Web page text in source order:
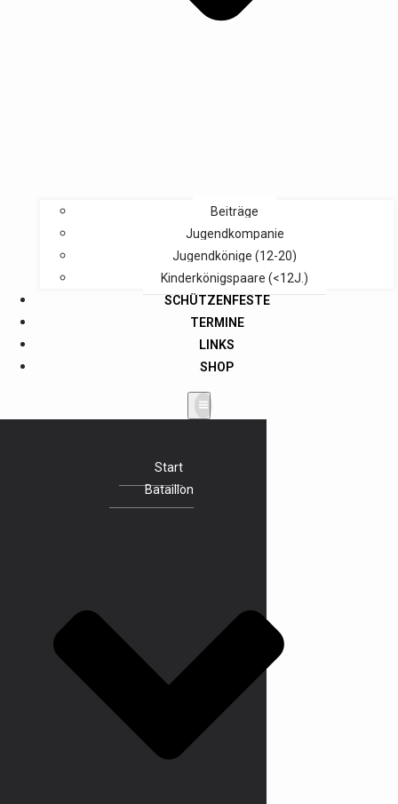
Beiträge
Jugendkompanie
Jugendkönige (12-20)
Kinderkönigspaare (<12J.)
SCHÜTZENFESTE
TERMINE
LINKS
SHOP
Start
Bataillon